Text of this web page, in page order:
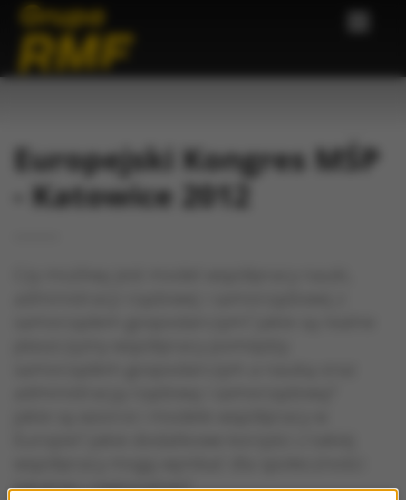
Europejski Kongres MŚP
- Katowice 2012
lokalnej i regionalnej?